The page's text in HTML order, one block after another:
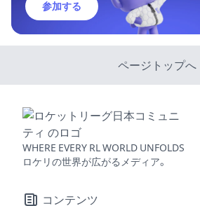
参加する
ページトップへ
WHERE EVERY RL WORLD UNFOLDS
ロケリの世界が広がるメディア。
コンテンツ